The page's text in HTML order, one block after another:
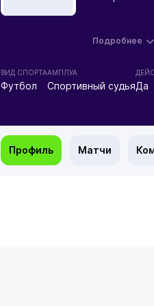
Подробнее
ВИД СПОРТА
Футбол
АМПЛУА
Спортивный судьяДа
Профиль Матчи